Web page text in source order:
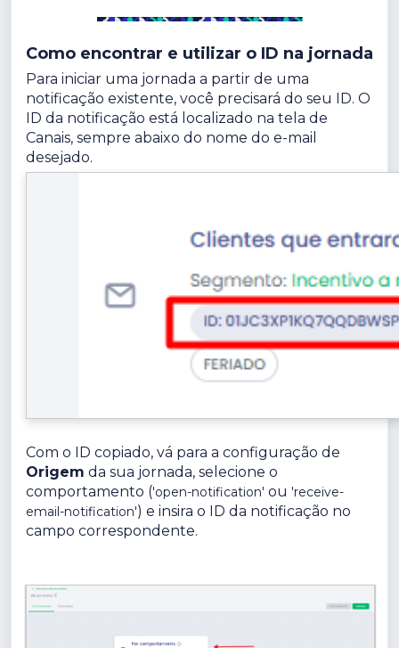
Como encontrar e utilizar o ID na jornada
Para iniciar uma jornada a partir de uma
notificação existente, você precisará do seu ID. O
ID da notificação está localizado na tela de
Canais, sempre abaixo do nome do e-mail
desejado.
Com o ID copiado, vá para a configuração de
Origem da sua jornada, selecione o
comportamento ('open-notification' ou 'receive-
email-notification') e insira o ID da notificação no
campo correspondente.